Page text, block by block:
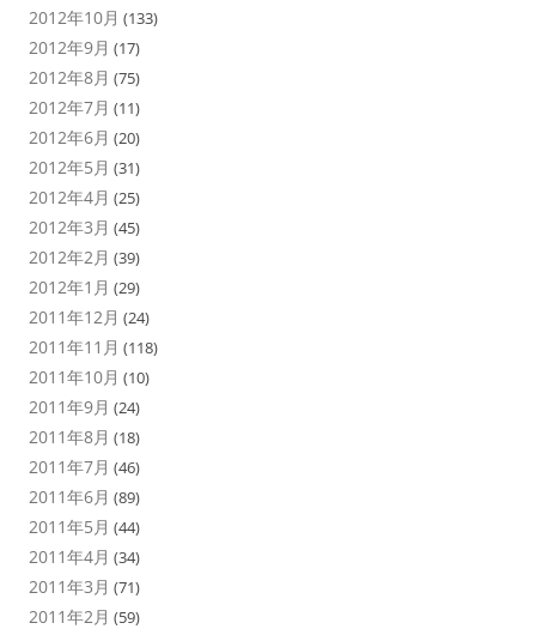
2012年10月 (133)
2012年9月 (17)
2012年8月 (75)
2012年7月 (11)
2012年6月 (20)
2012年5月 (31)
2012年4月 (25)
2012年3月 (45)
2012年2月 (39)
2012年1月 (29)
2011年12月 (24)
2011年11月 (118)
2011年10月 (10)
2011年9月 (24)
2011年8月 (18)
2011年7月 (46)
2011年6月 (89)
2011年5月 (44)
2011年4月 (34)
2011年3月 (71)
2011年2月 (59)